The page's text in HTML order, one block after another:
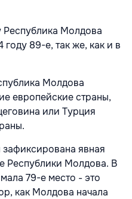
Республика Молдова
89-е, так же, как и в
Молдова
европейские страны,
или Турция
явная
Республики Молдова. В
79-е место - это
как Молдова начала